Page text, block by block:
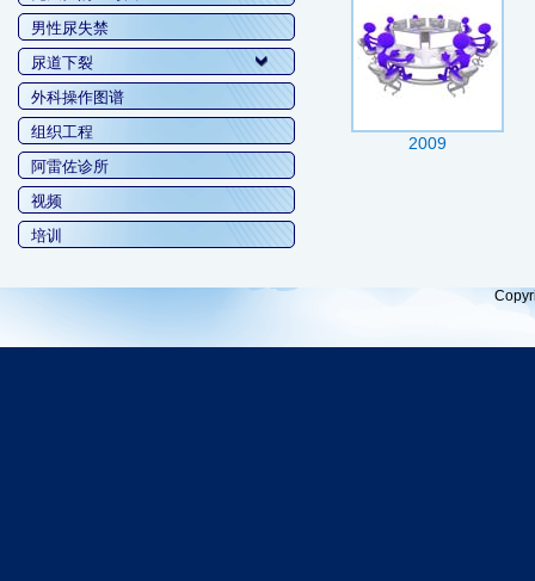
男性尿失禁
尿道下裂
外科操作图谱
组织工程
阿雷佐诊所
视频
培训
2009